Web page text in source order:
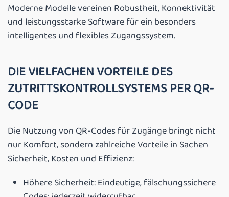
Moderne Modelle vereinen Robustheit, Konnektivität
und leistungsstarke Software für ein besonders
intelligentes und flexibles Zugangssystem.
DIE VIELFACHEN VORTEILE DES
ZUTRITTSKONTROLLSYSTEMS PER QR-
CODE
Die Nutzung von QR-Codes für Zugänge bringt nicht
nur Komfort, sondern zahlreiche Vorteile in Sachen
Sicherheit, Kosten und Effizienz:
Höhere Sicherheit: Eindeutige, fälschungssichere